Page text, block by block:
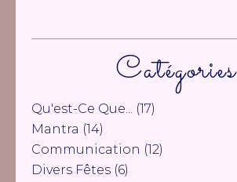
Catégories
Qu'est-Ce Que... (17)
Mantra (14)
Communication (12)
Divers Fêtes (6)